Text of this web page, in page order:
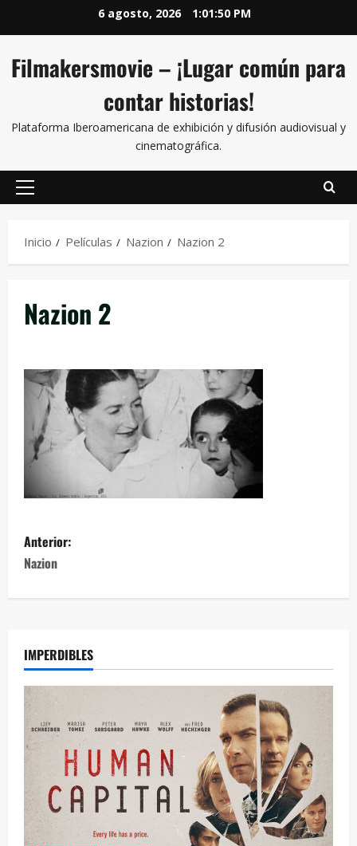
6 agosto, 2026 1:01:50 PM
Filmakersmovie – ¡Lugar común para
contar historias!
Plataforma Iberoamericana de exhibición y difusión audiovisual y
cinematográfica.
Inicio Películas Nazion Nazion 2
Nazion 2
Anterior:
Nazion
IMPERDIBLES